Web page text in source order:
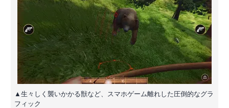
▲生々しく襲いかかる獣など、スマホゲーム離れした圧倒的なグラ
フィック